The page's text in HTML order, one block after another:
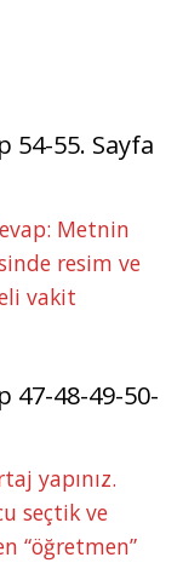
54-55. Sayfa
Metnin
resim ve
vakit
47-48-49-50-
yapınız.
seçtik ve
“öğretmen”